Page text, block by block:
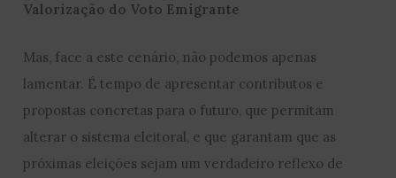
Valorização do Voto Emigrante
Mas, face a este cenário, não podemos apenas
lamentar. É tempo de apresentar contributos e
propostas concretas para o futuro, que permitam
alterar o sistema eleitoral, e que garantam que as
próximas eleições sejam um verdadeiro reflexo de